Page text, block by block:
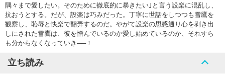
隅々まで愛したい。そのために徹底的に暴きたい｣と言う設楽に混乱し、
抗おうとする。だが、設楽は巧みだった。丁寧に世話をしつつも雪鷹を
観察し、恥辱と快楽で翻弄するのだ。やがて設楽の思惑通り心を剥き出
しにされた雪鷹は、彼を憎んでいるのか愛し始めているのか、それすら
も分からなくなっていき──！
立ち読み